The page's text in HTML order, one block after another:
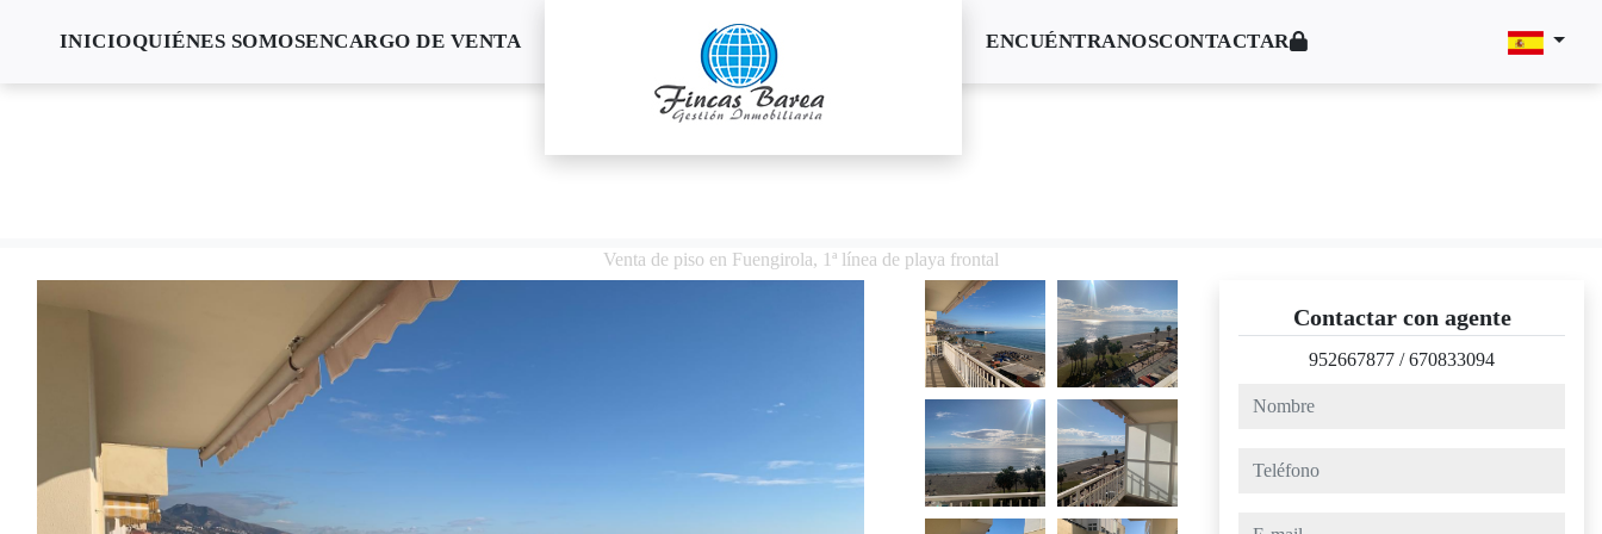
INICIOQUIÉNES SOMOSENCARGO DE VENTA ENCUÉNTRANOSCONTACTAR
Venta de piso en Fuengirola, 1ª línea de playa frontal
Contactar con agente
952667877 /670833094
nombre
teléfono
e-mail